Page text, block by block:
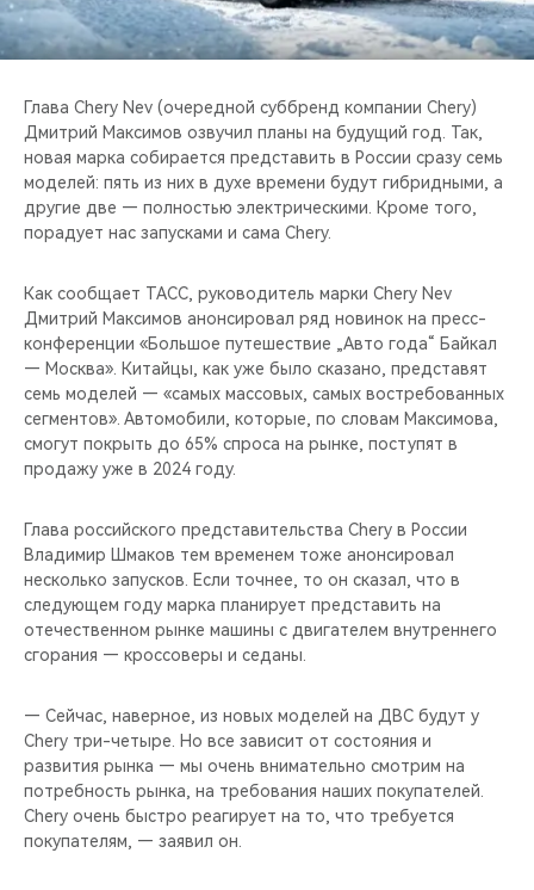
CHERY И СПОРТ
НАШИ МЕРОПРИЯТИЯ
ВИДЕООБЗОРЫ
CHERY ДЛЯ ДЕТЕЙ
Глава Chery Nev (очередной суббренд компании Chery)
Дмитрий Максимов озвучил планы на будущий год. Так,
новая марка собирается представить в России сразу семь
моделей: пять из них в духе времени будут гибридными, а
другие две — полностью электрическими. Кроме того,
порадует нас запусками и сама Chery.
Как сообщает ТАСС, руководитель марки Chery Nev
Дмитрий Максимов анонсировал ряд новинок на пресс-
конференции «Большое путешествие „Авто года“ Байкал
— Москва». Китайцы, как уже было сказано, представят
семь моделей — «самых массовых, самых востребованных
сегментов». Автомобили, которые, по словам Максимова,
смогут покрыть до 65% спроса на рынке, поступят в
продажу уже в 2024 году.
Глава российского представительства Chery в России
Владимир Шмаков тем временем тоже анонсировал
несколько запусков. Если точнее, то он сказал, что в
следующем году марка планирует представить на
отечественном рынке машины с двигателем внутреннего
сгорания — кроссоверы и седаны.
— Сейчас, наверное, из новых моделей на ДВС будут у
Chery три-четыре. Но все зависит от состояния и
развития рынка — мы очень внимательно смотрим на
потребность рынка, на требования наших покупателей.
Chery очень быстро реагирует на то, что требуется
покупателям, — заявил он.